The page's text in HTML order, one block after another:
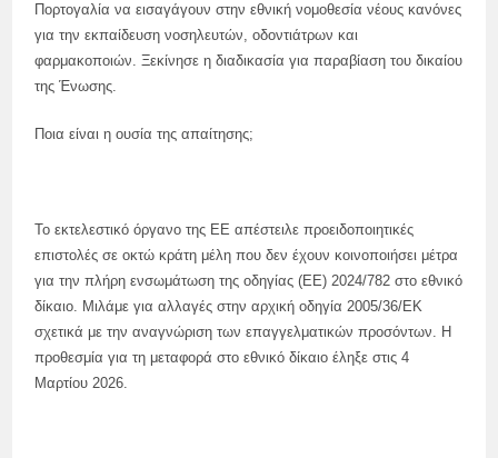
Πορτογαλία να εισαγάγουν στην εθνική νομοθεσία νέους κανόνες
για την εκπαίδευση νοσηλευτών, οδοντιάτρων και
φαρμακοποιών. Ξεκίνησε η διαδικασία για παραβίαση του δικαίου
της Ένωσης.
Ποια είναι η ουσία της απαίτησης;
Το εκτελεστικό όργανο της ΕΕ απέστειλε προειδοποιητικές
επιστολές σε οκτώ κράτη μέλη που δεν έχουν κοινοποιήσει μέτρα
για την πλήρη ενσωμάτωση της οδηγίας (ΕΕ) 2024/782 στο εθνικό
δίκαιο. Μιλάμε για αλλαγές στην αρχική οδηγία 2005/36/ΕΚ
σχετικά με την αναγνώριση των επαγγελματικών προσόντων. Η
προθεσμία για τη μεταφορά στο εθνικό δίκαιο έληξε στις 4
Μαρτίου 2026.